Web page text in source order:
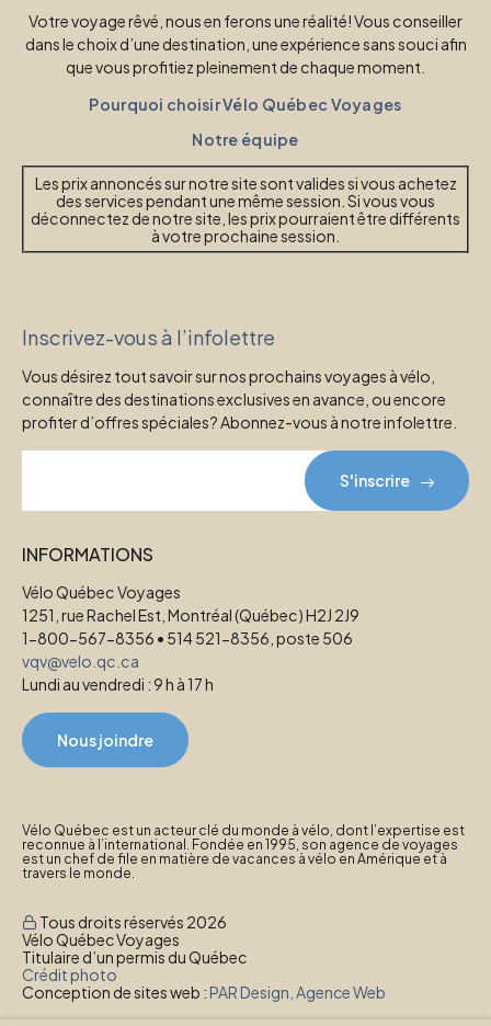
Votre voyage rêvé, nous en ferons une réalité! Vous conseiller
dans le choix d’une destination, une expérience sans souci afin
que vous profitiez pleinement de chaque moment.
Pourquoi choisir Vélo Québec Voyages
Notre équipe
Les prix annoncés sur notre site sont valides si vous achetez
des services pendant une même session. Si vous vous
déconnectez de notre site, les prix pourraient être différents
à votre prochaine session.
Inscrivez-vous à l’infolettre
Vous désirez tout savoir sur nos prochains voyages à vélo,
connaître des destinations exclusives en avance, ou encore
profiter d’offres spéciales? Abonnez-vous à notre infolettre.
S'inscrire
INFORMATIONS
Vélo Québec Voyages
1251, rue Rachel Est, Montréal (Québec) H2J 2J9
1-800-567-8356 • 514 521-8356, poste 506
vqv@velo.qc.ca
Lundi au vendredi : 9 h à 17 h
Nous joindre
Vélo Québec est un acteur clé du monde à vélo, dont l’expertise est
reconnue à l’international. Fondée en 1995, son agence de voyages
est un chef de file en matière de vacances à vélo en Amérique et à
travers le monde.
Tous droits réservés 2026
Vélo Québec Voyages
Titulaire d’un permis du Québec
Crédit photo
Conception de sites web :PAR Design, Agence Web